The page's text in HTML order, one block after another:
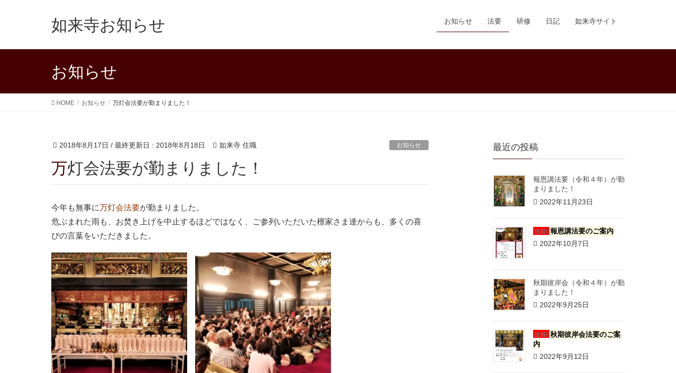
如来寺お知らせ お知らせ 法要 研修 日記 如来寺サイト
お知らせ
HOME お知らせ 万灯会法要が勤まりました！
2018年8月17日 / 最終更新日 : 2018年8月18日 如来寺 住職 お知らせ
万灯会法要が勤まりました！
今年も無事に万灯会法要が勤まりました。
危ぶまれた雨も、お焚き上げを中止するほどではなく、ご参列いただいた檀家さま達からも、多くの喜
びの言葉をいただきました。
最近の投稿
報恩講法要（令和４年）が勤
まりました！
2022年11月23日
注目! 報恩講法要のご案内
2022年10月7日
秋期彼岸会（令和４年）が勤
まりました！
2022年9月25日
注目! 秋期彼岸会法要のご案
内
2022年9月12日